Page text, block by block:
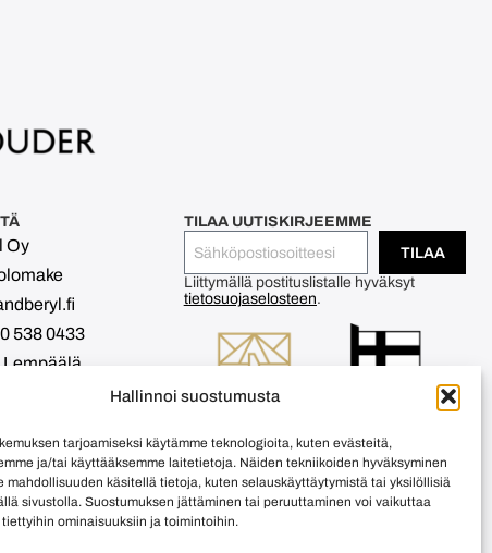
Hallinnoi suostumusta
tarjoamiseksi käytämme teknologioita, kuten evästeitä,
ja/tai käyttääksemme laitetietoja. Näiden tekniikoiden hyväksyminen
mahdollisuuden käsitellä tietoja, kuten selauskäyttäytymistä tai yksilöllisiä
sivustolla. Suostumuksen jättäminen tai peruuttaminen voi vaikuttaa
ominaisuuksiin ja toimintoihin.
Oy
538 0433
Lempäälä
7
TILAA UUTISKIRJEEMME
TILAA
Liittymällä postituslistalle hyväksyt
tietosuojaselosteen.